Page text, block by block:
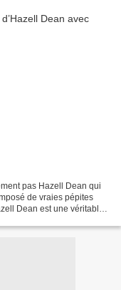
pas Hazell Dean qui
de vraies pépites
Dean est une véritable